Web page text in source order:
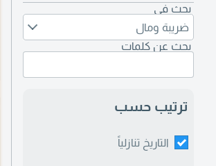
بحث في
ضريبة ومال
بحث عن كلمات
ترتيب حسب
التاريخ تنازلياً